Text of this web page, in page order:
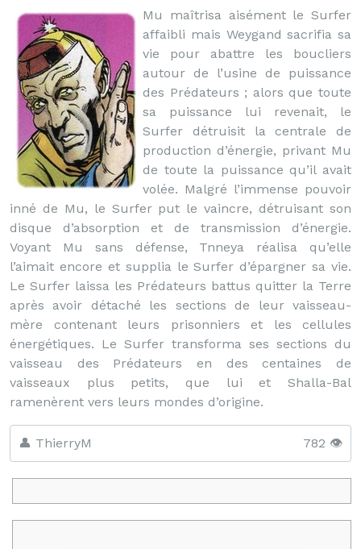
Mu maîtrisa aisément le Surfer
affaibli mais Weygand sacrifia sa
vie pour abattre les boucliers
autour de l’usine de puissance
des Prédateurs ; alors que toute
sa puissance lui revenait, le
Surfer détruisit la centrale de
production d’énergie, privant Mu
de toute la puissance qu’il avait
volée. Malgré l’immense pouvoir
inné de Mu, le Surfer put le vaincre, détruisant son
disque d’absorption et de transmission d’énergie.
Voyant Mu sans défense, Tnneya réalisa qu’elle
l’aimait encore et supplia le Surfer d’épargner sa vie.
Le Surfer laissa les Prédateurs battus quitter la Terre
après avoir détaché les sections de leur vaisseau-
mère contenant leurs prisonniers et les cellules
énergétiques. Le Surfer transforma ses sections du
vaisseau des Prédateurs en des centaines de
vaisseaux plus petits, que lui et Shalla-Bal
ramenèrent vers leurs mondes d’origine.
👤 ThierryM 782 👁️